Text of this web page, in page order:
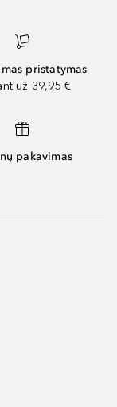
pristatymas
už 39,95 €
pakavimas